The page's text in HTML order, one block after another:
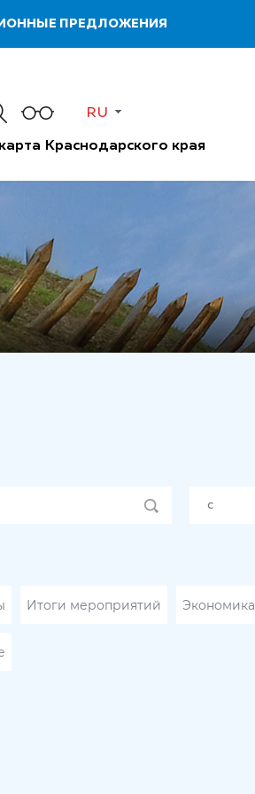
ПРЕДЛОЖЕНИЯ
RU
Краснодарского края
Итоги мероприятий Экономика